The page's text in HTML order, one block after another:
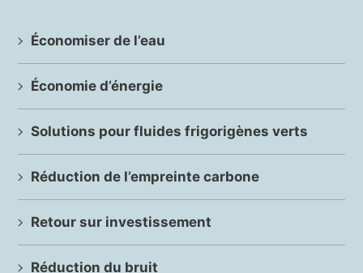
Économiser de l’eau
Économie d’énergie
Solutions pour fluides frigorigènes verts
Réduction de l’empreinte carbone
Retour sur investissement
Réduction du bruit